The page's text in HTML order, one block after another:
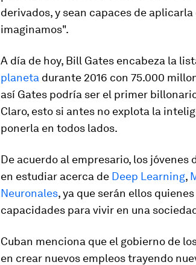
derivados, y sean capaces de
imaginamos".
A día de hoy, Bill Gates encabeza la
planeta durante 2016 con 75.000
así Gates podría ser el primer
Claro, esto si antes no explota la
ponerla en todos lados.
De acuerdo al empresario, los
en estudiar acerca de Deep Learning,
Neuronales, ya que serán ellos
capacidades para vivir en una
Cuban menciona que el gobierno de
en crear nuevos empleos trayendo